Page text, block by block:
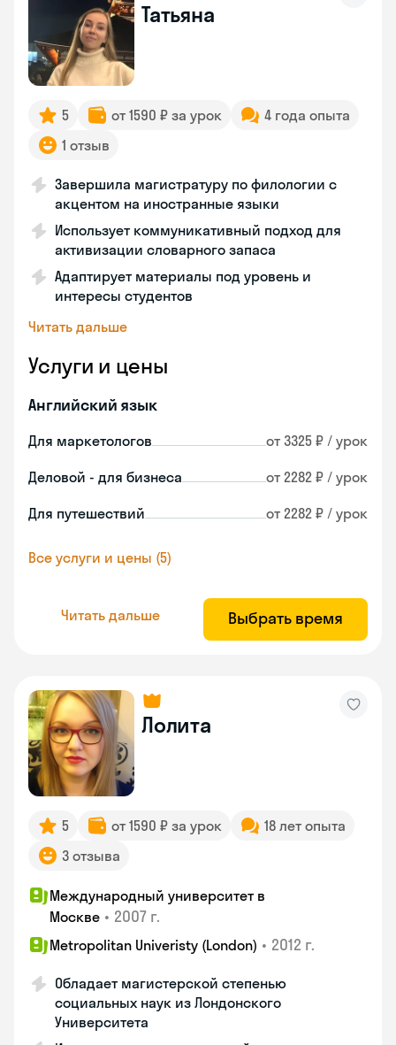
Татьяна
5 от 1590 ₽ за урок
4 года опыта
1 отзыв
Завершила магистратуру по филологии с
акцентом на иностранные языки
Использует коммуникативный подход для
активизации словарного запаса
Адаптирует материалы под уровень и
интересы студентов
Читать дальше
Услуги и цены
Английский язык
Для маркетологов от 3325 ₽ / урок
Деловой - для бизнеса от 2282 ₽ / урок
Для путешествий от 2282 ₽ / урок
Все услуги и цены (5)
Читать дальше Выбрать время
Лолита
5 от 1590 ₽ за урок
18 лет опыта
3 отзыва
Международный университет в
Москве • 2007 г.
Metropolitan Univeristy (London) • 2012 г.
Обладает магистерской степенью
социальных наук из Лондонского
Университета